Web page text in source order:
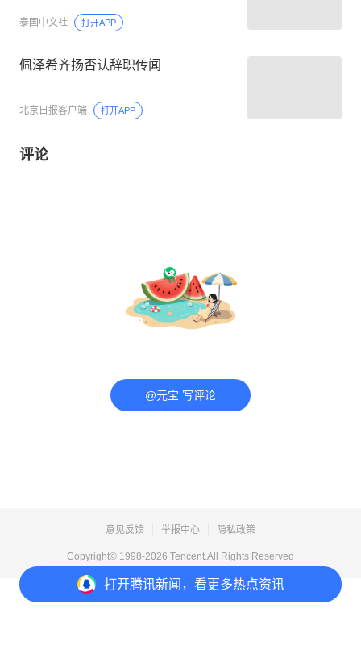
打开腾讯新闻，看更多热点资讯
泰国中文社 打开APP
佩泽希齐扬否认辞职传闻
北京日报客户端 打开APP
评论
@元宝 写评论
意见反馈 举报中心 隐私政策
Copyright© 1998-2026 Tencent.All Rights Reserved